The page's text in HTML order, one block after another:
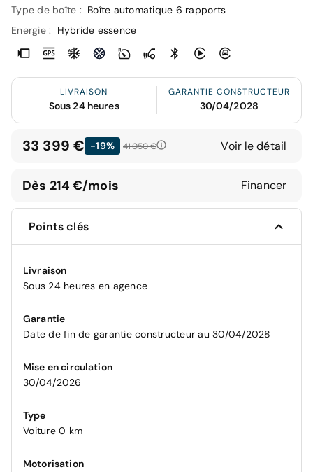
Type de boîte : Boîte automatique 6 rapports
Energie :
Hybride essence
LIVRAISON
Sous 24 heures
GARANTIE CONSTRUCTEUR
30/04/2028
33 399 € -19% 41 050 € Voir le détail
Dès 214 €/mois Financer
Points clés
Livraison
Sous 24 heures en agence
Garantie
Date de fin de garantie constructeur au 30/04/2028
Mise en circulation
30/04/2026
Type
Voiture 0 km
Motorisation